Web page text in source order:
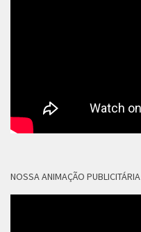
NOSSA ANIMAÇÃO PUBLICITÁRIA